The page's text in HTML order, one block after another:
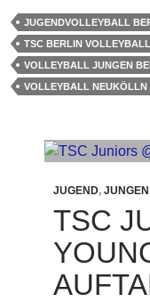
JUGENDVOLLEYBALL
TSC BERLIN VOLLEYBALL
VOLLEYBALL JUNGEN
VOLLEYBALL NEUKÖLLN
JUGEND, JUNGEN
TSC